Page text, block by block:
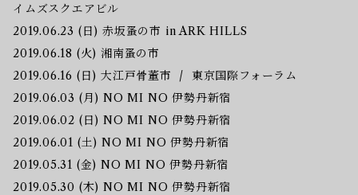
イムズスクエアビル
2019.06.23 (日) 赤坂蚤の市 in ARK HILLS
2019.06.18 (火) 湘南蚤の市
2019.06.16 (日) 大江戸骨董市 / 東京国際フォーラム
2019.06.03 (月) NO MI NO 伊勢丹新宿
2019.06.02 (日) NO MI NO 伊勢丹新宿
2019.06.01 (土) NO MI NO 伊勢丹新宿
2019.05.31 (金) NO MI NO 伊勢丹新宿
2019.05.30 (木) NO MI NO 伊勢丹新宿